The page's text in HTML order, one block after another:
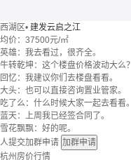
西湖区• 建发云启之江
均价： 37500元/㎡
英雄：我去看过，很齐全。
牛转乾坤：这个楼盘价格波动大么？
回忆：我建议你们去楼盘看看。
大头：也可以直接咨询置业管家。
吃了么：什么时候大家一起去看看。
蓝天：上周我已经签合同了。
雪花飘飘：好的呢。
人提交加群申请 加群申请
杭州房价行情